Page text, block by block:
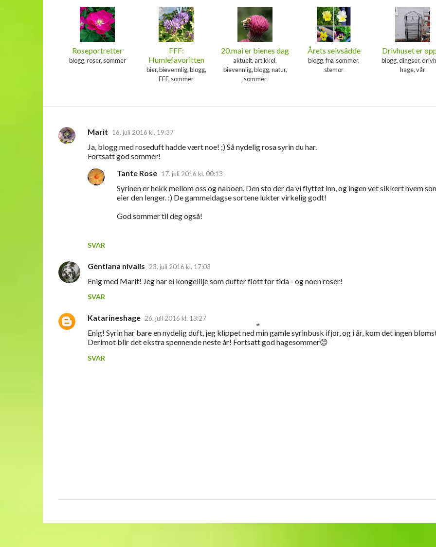
Roseportretter
blogg, roser, sommer
FFF:
Humlefavoritten
bier, bievennlig, blogg,
FFF, sommer
20.mai er bienes dag
aktuelt, artikkel,
bievennlig, blogg, natur,
sommer
Årets selvsådde
blogg, frø, sommer,
stemor
Drivhuset er
blogg, dingser,
hage, vår
K
r
Marit 16. juli 2016 kl. 19:37
Ja, blogg med roseduft hadde vært noe! ;) Så nydelig rosa syrin du har.
Fortsatt god sommer!
SVAR
Tante Rose 17. juli 2016 kl. 00:13
Syrinen er hekk mellom oss og naboen. Den sto der da vi flyttet inn, og ingen vet sikkert hvem
eier den lenger. :) De gammeldagse sortene lukter virkelig godt!
God sommer til deg også!
Gentiana nivalis 23. juli 2016 kl. 17:03
Enig med Marit! Jeg har ei kongelilje som dufter flott for tida - og noen roser!
SVAR
Katarineshage 26. juli 2016 kl. 13:27
Enig! Syrin har bare en nydelig duft, jeg klippet ned min gamle syrinbusk ifjor, og i år, kom det ingen
Derimot blir det ekstra spennende neste år! Fortsatt god hagesommer😊
SVAR
e